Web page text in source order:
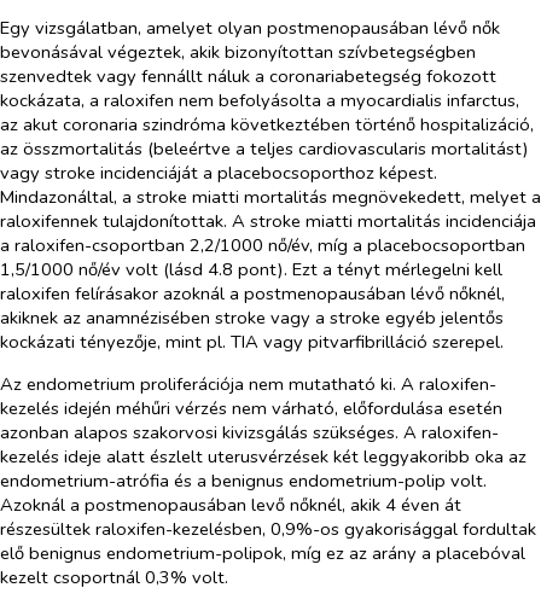
Egy vizsgálatban, amelyet olyan postmenopausában lévő nők
bevonásával végeztek, akik bizonyítottan szívbetegségben
szenvedtek vagy fennállt náluk a coronariabetegség fokozott
kockázata, a raloxifen nem befolyásolta a myocardialis infarctus,
az akut coronaria szindróma következtében történő hospitalizáció,
az összmortalitás (beleértve a teljes cardiovascularis mortalitást)
vagy stroke incidenciáját a placebocsoporthoz képest.
Mindazonáltal, a stroke miatti mortalitás megnövekedett, melyet a
raloxifennek tulajdonítottak. A stroke miatti mortalitás incidenciája
a raloxifen-csoportban 2,2/1000 nő/év, míg a placebocsoportban
1,5/1000 nő/év volt (lásd 4.8 pont). Ezt a tényt mérlegelni kell
raloxifen felírásakor azoknál a postmenopausában lévő nőknél,
akiknek az anamnézisében stroke vagy a stroke egyéb jelentős
kockázati tényezője, mint pl. TIA vagy pitvarfibrilláció szerepel.
Az endometrium proliferációja nem mutatható ki. A raloxifen-
kezelés idején méhűri vérzés nem várható, előfordulása esetén
azonban alapos szakorvosi kivizsgálás szükséges. A raloxifen-
kezelés ideje alatt észlelt uterusvérzések két leggyakoribb oka az
endometrium-atrófia és a benignus endometrium-polip volt.
Azoknál a postmenopausában levő nőknél, akik 4 éven át
részesültek raloxifen-kezelésben, 0,9%-os gyakorisággal fordultak
elő benignus endometrium-polipok, míg ez az arány a placebóval
kezelt csoportnál 0,3% volt.